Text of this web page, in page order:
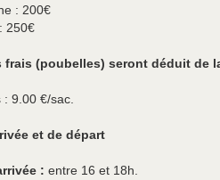
: 200€
250€
frais (poubelles) seront déduit de
: 9.00 €/sac.
et de départ
: entre 16 et 18h.